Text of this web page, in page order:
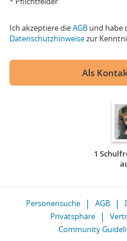
Ich akzeptiere dieAGB und habe
Datenschutzhinweisezur
Als
1
Personensuche AGB
Privatsphäre
Community